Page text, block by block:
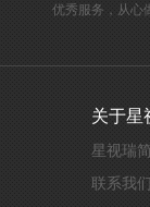
优秀服务，从心
关于星
星视瑞
联系我